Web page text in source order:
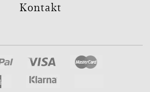
Kontakt